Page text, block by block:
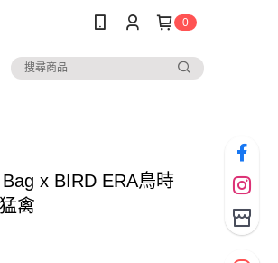
0
Bag x BIRD ERA鳥時
禽